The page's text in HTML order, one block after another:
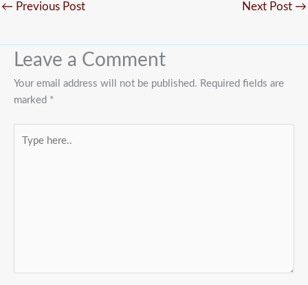
← Previous Post Next Post →
Leave a Comment
Your email address will not be published. Required fields are
marked *
here..